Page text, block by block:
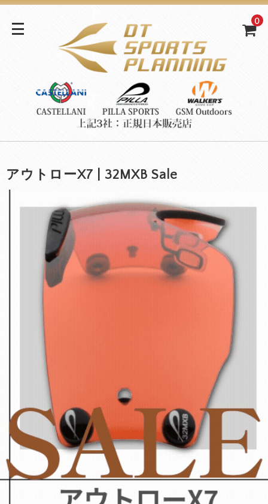
0
アウトローX7 | 32MXB Sale